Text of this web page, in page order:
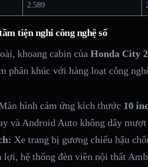
2.589
tiện nghi công nghệ số
khoang cabin của Honda City
phân khúc với hàng loạt công
hình cảm ứng kích thước 10
và Android Auto không dây mượt
Xe trang bị gương chiếu hậu
lợi, hệ thống đèn viền nội thất